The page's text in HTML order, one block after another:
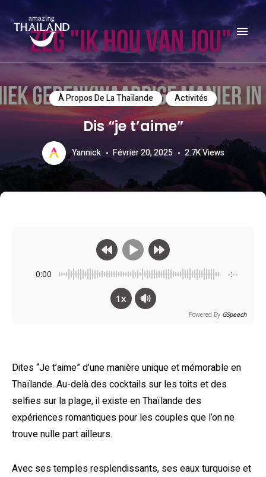
AMAZING THAILAND
Officiële website van de Toeristische Autoriteit van Thailand.
À Propos De La Thaïlande Activités
Dis “je t’aime”
Yannick Février 20, 2025 2.7KViews
0:00 -:--
1x
Powered By GSpeech
Dites “Je t’aime” d’une manière unique et mémorable en
Thaïlande. Au-delà des cocktails sur les toits et des
selfies sur la plage, il existe en Thaïlande des
expériences romantiques pour les couples que l’on ne
trouve nulle part ailleurs.
Avec ses temples resplendissants, ses eaux turquoise et